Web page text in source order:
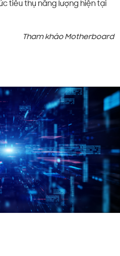
tiêu thụ năng lượng hiện tại
Tham khảo Motherboard